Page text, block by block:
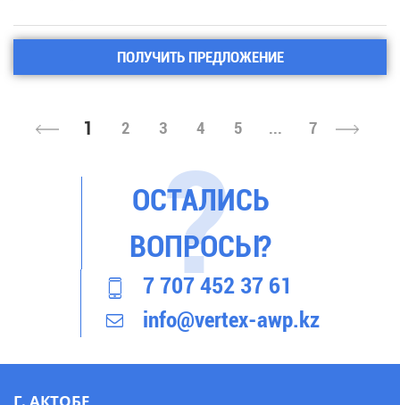
ПОЛУЧИТЬ ПРЕДЛОЖЕНИЕ
1 2 3 4 5 ... 7
ОСТАЛИСЬ
ВОПРОСЫ?
7 707 452 37 61
info@vertex-awp.kz